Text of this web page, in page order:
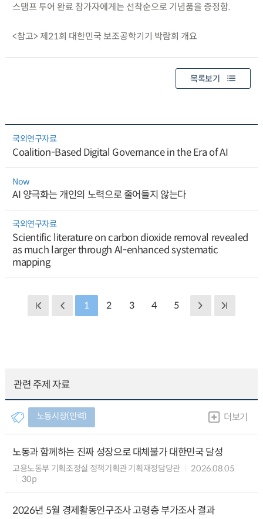
스탬프 투어 완료 참가자에게는 선착순으로 기념품을 증정함.
<참고> 제21회 대한민국 보조공학기기 박람회 개요
목록보기
국외연구자료
Coalition-Based Digital Governance in the Era of AI
Now
AI 양극화는 개인의 노력으로 줄어들지 않는다
국외연구자료
Scientific literature on carbon dioxide removal revealed
as much larger through AI-enhanced systematic
mapping
1 2 3 4 5
관련 주제 자료
노동시장(인력) 더보기
노동과 함께하는 진짜 성장으로 대체불가 대한민국 달성
고용노동부 기획조정실 정책기획관 기획재정담당관
2026.08.05
30p
2026년 5월 경제활동인구조사 고령층 부가조사 결과